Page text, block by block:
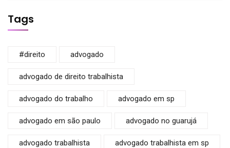
Tags
#direito advogado
advogado de direito trabalhista
advogado do trabalho advogado em sp
advogado em são paulo advogado no guarujá
advogado trabalhista advogado trabalhista em sp